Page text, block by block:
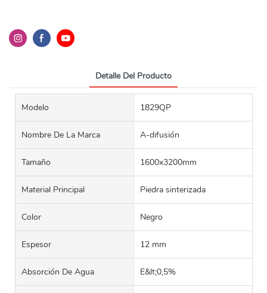
Detalle Del Producto
Modelo 1829QP
Nombre De La Marca A-difusión
Tamaño 1600x3200mm
Material Principal Piedra sinterizada
Color Negro
Espesor 12 mm
Absorción De Agua E&lt;0,5%